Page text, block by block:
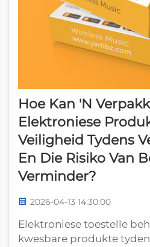
Hoe Kan 'n
Elektroniese
Veiligheid Tydens
En Die Risiko Van
Verminder?
2026-04-13 14:30:00
Elektroniese toestelle
kwesbare produkte